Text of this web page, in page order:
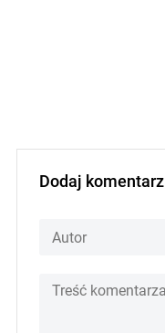
Dodaj komentarz